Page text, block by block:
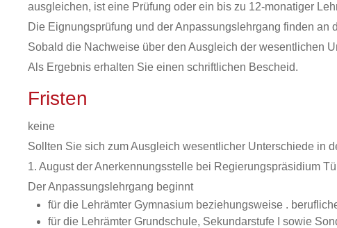
ausgleichen, ist eine Prüfung oder ein bis zu 12-monatiger
Die Eignungsprüfung und der Anpassungslehrgang finden
Sobald die Nachweise über den Ausgleich der wesentlichen
Als Ergebnis erhalten Sie einen schriftlichen Bescheid.
Fristen
keine
Sollten Sie sich zum Ausgleich wesentlicher Unterschiede in
1. August der Anerkennungsstelle bei Regierungspräsidium
Der Anpassungslehrgang beginnt
für die Lehrämter Gymnasium beziehungsweise .
für die Lehrämter Grundschule, Sekundarstufe I sowie